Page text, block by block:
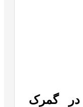
در گمرک